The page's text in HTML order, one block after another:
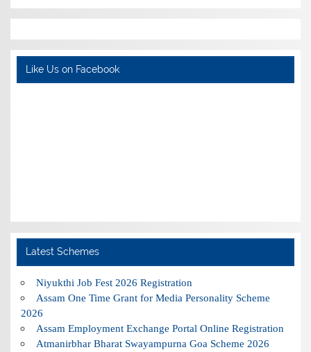
Like Us on Facebook
Latest Schemes
Niyukthi Job Fest 2026 Registration
Assam One Time Grant for Media Personality Scheme
2026
Assam Employment Exchange Portal Online Registration
Atmanirbhar Bharat Swayampurna Goa Scheme 2026